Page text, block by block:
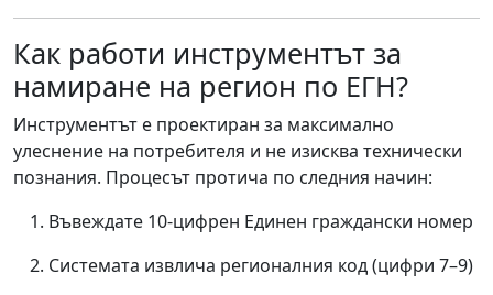
Как работи инструментът за
намиране на регион по ЕГН?
Инструментът е проектиран за максимално
улеснение на потребителя и не изисква технически
познания. Процесът протича по следния начин:
Въвеждате 10-цифрен Единен граждански номер
Системата извлича регионалния код (цифри 7–9)